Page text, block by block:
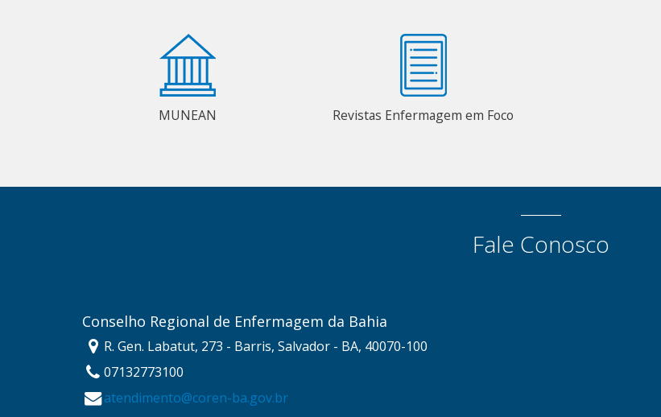
MUNEAN Revistas Enfermagem em Foco
Fale Conosco
Conselho Regional de Enfermagem da Bahia
R. Gen. Labatut, 273 - Barris, Salvador - BA, 40070-100
07132773100
atendimento@coren-ba.gov.br